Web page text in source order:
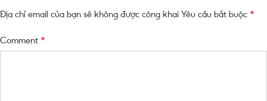
Địa chỉ email của bạn sẽ không được công khai Yêu cầu bắt buộc *
Comment *